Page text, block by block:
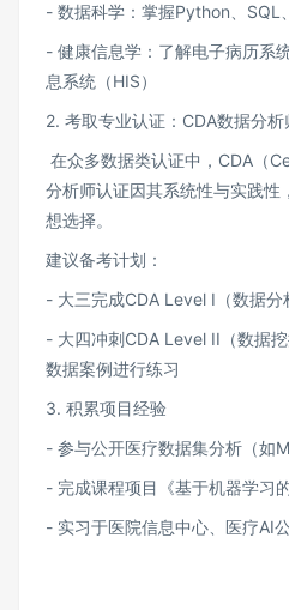
- 数据科学：掌握Python、SQL
- 健康信息学：了解电子病历系
息系统（HIS）
2. 考取专业认证：CDA数据分析
在众多数据类认证中，CDA（
分析师认证因其系统性与实践性
想选择。
建议备考计划：
- 大三完成CDA Level I（数据分
- 大四冲刺CDA Level II（数据
数据案例进行练习
3. 积累项目经验
- 参与公开医疗数据集分析（如
- 完成课程项目《基于机器学习
- 实习于医院信息中心、医疗AI